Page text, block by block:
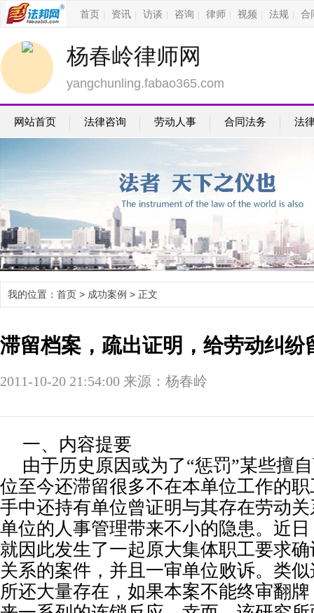
首页 资讯 访谈 咨询 律师 视频 法规 合
杨春岭律师网
yangchunling.fabao365.com
网站首页 法律咨询 劳动人事 合同法务 法
我的位置： 首页 > 成功案例 > 正文
滞留档案，疏出证明，给劳动纠纷
2011-10-20 21:54:00 来源：杨春岭
一、内容提要
由于历史原因或为了“惩罚”某些擅
位至今还滞留很多不在本单位工作的
手中还持有单位曾证明与其存在劳动
单位的人事管理带来不小的隐患。近
就因此发生了一起原大集体职工要求
关系的案件，并且一审单位败诉。类
所还大量存在，如果本案不能终审翻